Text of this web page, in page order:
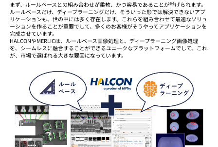
まず、ルールベースとの組み合わせが柔軟、かつ容易であることが挙げられます。
ルールベースだけ、ディープラーニングだけ、そういった形では解決できないアプ
リケーションも、世の中には多く存在します。これらを組み合わせて最適なソリュ
ーションを作ることが重要でして、多くのお客様がそうやってアプリケーションを
完成させています。
HALCONやMERLICは、ルールベース画像処理と、ディープラーニング画像処理
を、シームレスに融合することができるユニークなプラットフォームでして、これ
が、市場で選ばれる大きな要因になっています。